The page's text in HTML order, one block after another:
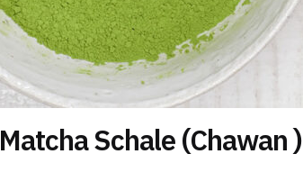
Matcha Schale (Chawan )